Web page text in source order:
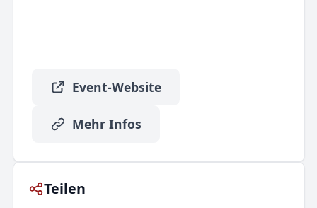
Event-Website
Mehr Infos
Teilen